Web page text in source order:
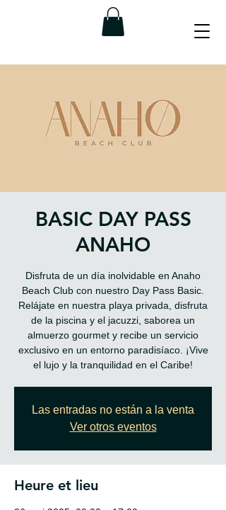
BASIC DAY PASS
ANAHO
Disfruta de un día inolvidable en Anaho
Beach Club con nuestro Day Pass Basic.
Relájate en nuestra playa privada, disfruta
de la piscina y el jacuzzi, saborea un
almuerzo gourmet y recibe un servicio
exclusivo en un entorno paradisíaco. ¡Vive
el lujo y la tranquilidad en el Caribe!
Las entradas no están a la venta
Ver otros eventos
Heure et lieu